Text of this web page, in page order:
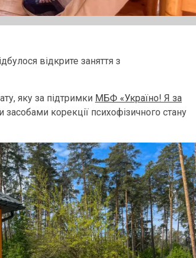
відкрите заняття з
яку за підтримки МБФ «Україно! Я за
корекції психофізичного стану